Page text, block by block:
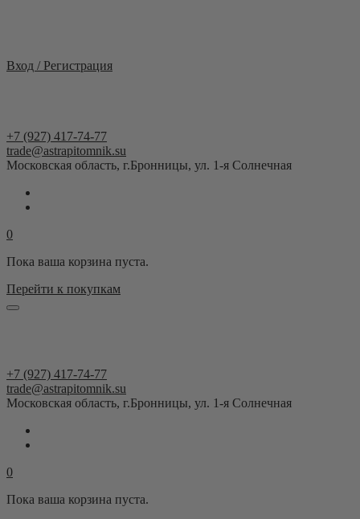
Вход / Регистрация
+7 (927) 417-74-77
trade@astrapitomnik.su
Московская область, г.Бронницы, ул. 1-я Солнечная
0
Пока ваша корзина пуста.
Перейти к покупкам
+7 (927) 417-74-77
trade@astrapitomnik.su
Московская область, г.Бронницы, ул. 1-я Солнечная
0
Пока ваша корзина пуста.